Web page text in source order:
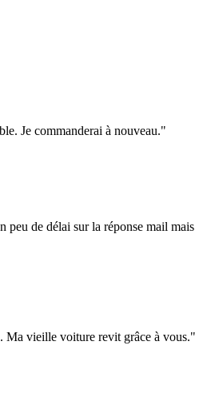
Je commanderai à nouveau."
peu de délai sur la réponse mail mais
Ma vieille voiture revit grâce à vous."